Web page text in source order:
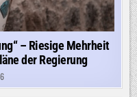
– Riesige Mehrheit
der Regierung